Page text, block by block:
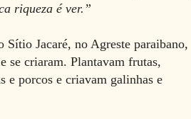
riqueza é ver.”
Jacaré, no Agreste paraibano,
se criaram. Plantavam frutas,
e porcos e criavam galinhas e